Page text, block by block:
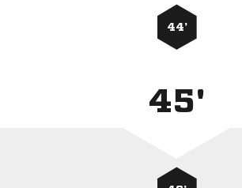
44’
45'